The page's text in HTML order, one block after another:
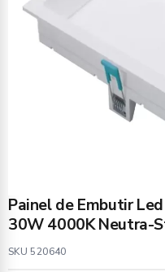
Painel de Embutir
30W 4000K Neutra-
SKU 520640